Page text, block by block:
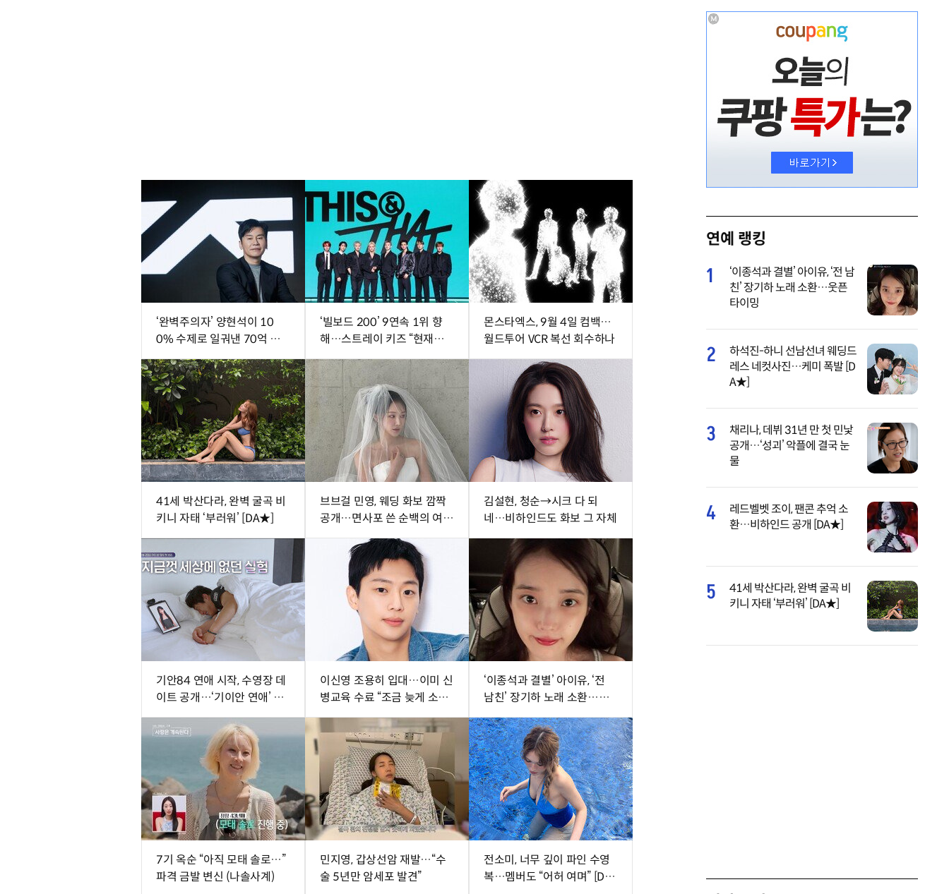
‘완벽주의자’ 양현석이 10
0% 수제로 일궈낸 70억 뷰
의 기적
‘빌보드 200’ 9연속 1위 향
해…스트레이 키즈 “현재에
최선다할 것” (종합)[DA현장]
몬스타엑스, 9월 4일 컴백…
월드투어 VCR 복선 회수하나
41세 박산다라, 완벽 굴곡 비
키니 자태 ‘부러워’ [DA★]
브브걸 민영, 웨딩 화보 깜짝
공개…면사포 쓴 순백의 여신
[DA★]
김설현, 청순→시크 다 되
네…비하인드도 화보 그 자체
기안84 연애 시작, 수영장 데
이트 공개…‘기이안 연애’ 첫
티저
이신영 조용히 입대…이미 신
병교육 수료 “조금 늦게 소식
전해 죄송”
‘이종석과 결별’ 아이유, ‘전
남친’ 장기하 노래 소환…웃
픈 타이밍
7기 옥순 “아직 모태 솔로…”
파격 금발 변신 (나솔사계)
민지영, 갑상선암 재발…“수
술 5년만 암세포 발견”
전소미, 너무 깊이 파인 수영
복…멤버도 “어허 여며” [DA
★]
연예 랭킹
1
‘이종석과 결별’ 아이유, ‘전 남
친’ 장기하 노래 소환…웃픈
타이밍
2
하석진-하니 선남선녀 웨딩드
레스 네컷사진…케미 폭발 [D
A★]
3
채리나, 데뷔 31년 만 첫 민낯
공개…‘성괴’ 악플에 결국 눈
물
4
레드벨벳 조이, 팬콘 추억 소
환…비하인드 공개 [DA★]
5
41세 박산다라, 완벽 굴곡 비
키니 자태 ‘부러워’ [DA★]